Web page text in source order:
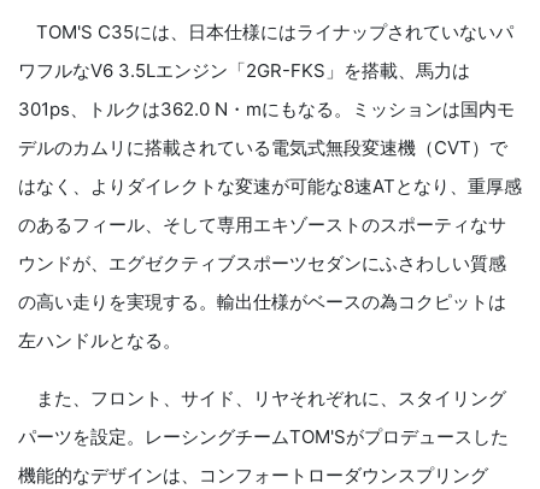
TOM'S C35には、日本仕様にはライナップされていないパ
ワフルなV6 3.5Lエンジン「2GR-FKS」を搭載、馬力は
301ps、トルクは362.0 N・mにもなる。ミッションは国内モ
デルのカムリに搭載されている電気式無段変速機（CVT）で
はなく、よりダイレクトな変速が可能な8速ATとなり、重厚感
のあるフィール、そして専用エキゾーストのスポーティなサ
ウンドが、エグゼクティブスポーツセダンにふさわしい質感
の高い走りを実現する。輸出仕様がベースの為コクピットは
左ハンドルとなる。
また、フロント、サイド、リヤそれぞれに、スタイリング
パーツを設定。レーシングチームTOM'Sがプロデュースした
機能的なデザインは、コンフォートローダウンスプリング